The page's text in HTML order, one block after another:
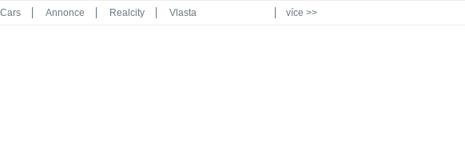
Annonce Realcity Vlasta více >>